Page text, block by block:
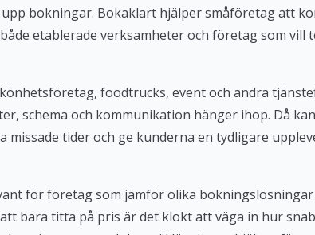
bokningar. Bokaklart hjälper småföretag att
etablerade verksamheter och företag som vill
foodtrucks, event och andra
schema och kommunikation hänger ihop. Då
missade tider och ge kunderna en tydligare
för företag som jämför olika bokningslösningar
bara titta på pris är det klokt att väga in hur